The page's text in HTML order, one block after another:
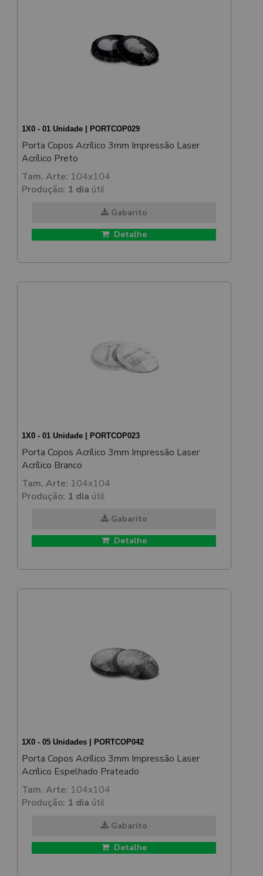
1X0 - 01 Unidade | PORTCOP029
Porta Copos Acrílico 3mm Impressão Laser
Acrílico Preto
Tam. Arte: 104x104
Produção: 1 dia útil
Gabarito
Detalhe
1X0 - 01 Unidade | PORTCOP023
Porta Copos Acrílico 3mm Impressão Laser
Acrílico Branco
Tam. Arte: 104x104
Produção: 1 dia útil
Gabarito
Detalhe
1X0 - 05 Unidades | PORTCOP042
Porta Copos Acrílico 3mm Impressão Laser
Acrílico Espelhado Prateado
Tam. Arte: 104x104
Produção: 1 dia útil
Gabarito
Detalhe